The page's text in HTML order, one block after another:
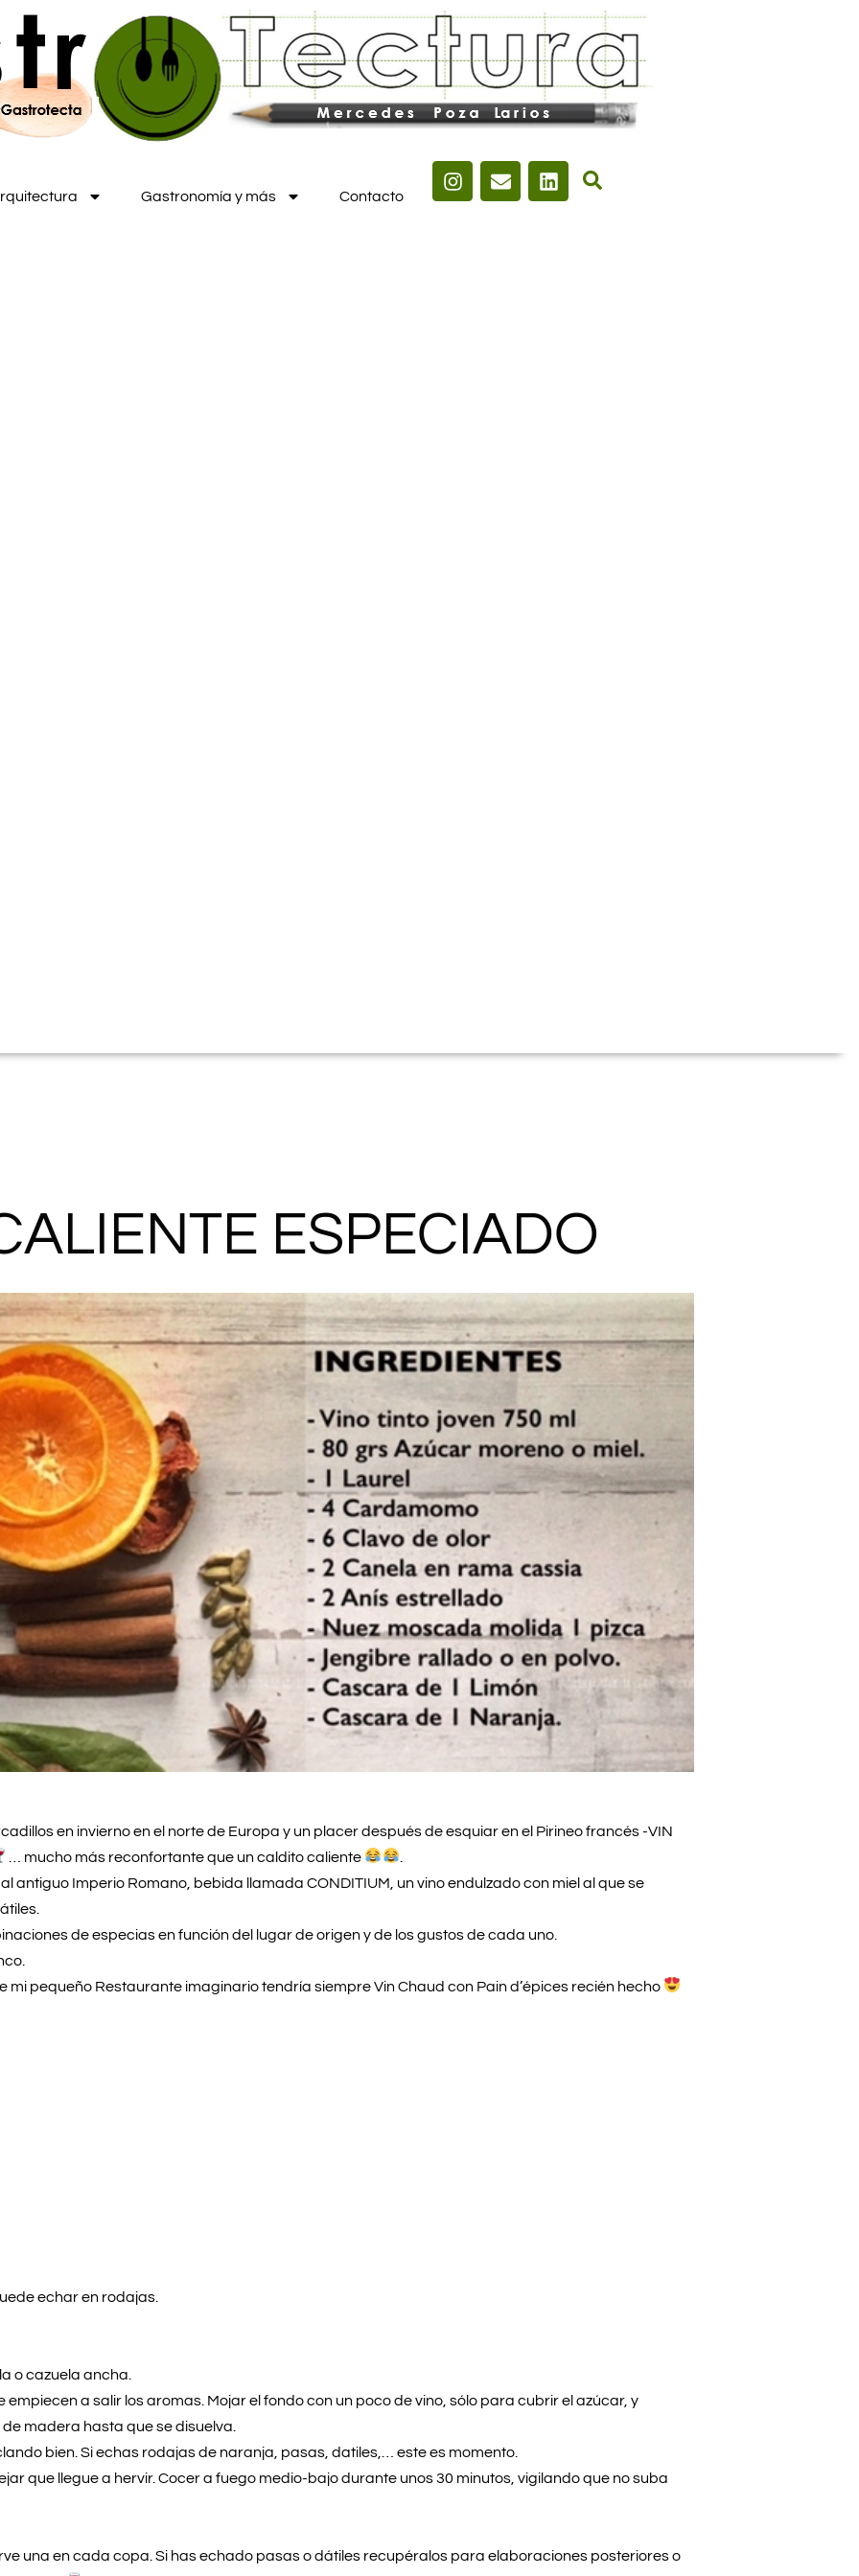
Gastronomía y más Contacto
ESPECIADO
en invierno en el norte de Europa y un placer después de esquiar en el Pirineo francés -VIN
… mucho más reconfortante que un caldito caliente
antiguo Imperio Romano, bebida llamada CONDITIUM, un vino endulzado con miel al que se
de especias en función del lugar de origen y de los gustos de cada uno.
mi pequeño Restaurante imaginario tendría siempre Vin Chaud con Pain d’épices recién hecho
echar en rodajas.
o cazuela ancha.
a salir los aromas. Mojar el fondo con un poco de vino, sólo para cubrir el azúcar, y
madera hasta que se disuelva.
bien. Si echas rodajas de naranja, pasas, datiles,… este es momento.
que llegue a hervir. Cocer a fuego medio-bajo durante unos 30 minutos, vigilando que no suba
una en cada copa. Si has echado pasas o dátiles recupéralos para elaboraciones posteriores o